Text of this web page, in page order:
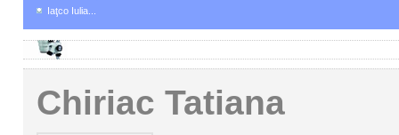
Iaţco Iulia...
Chiriac Tatiana